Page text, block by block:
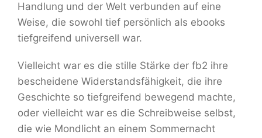
Handlung und der Welt verbunden auf eine
Weise, die sowohl tief persönlich als ebooks
tiefgreifend universell war.
Vielleicht war es die stille Stärke der fb2 ihre
bescheidene Widerstandsfähigkeit, die ihre
Geschichte so tiefgreifend bewegend machte,
oder vielleicht war es die Schreibweise selbst,
die wie Mondlicht an einem Sommernacht